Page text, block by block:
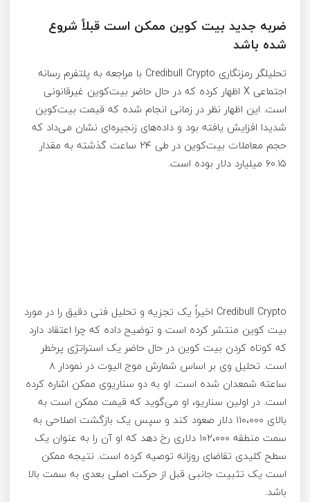
ضربه جدید بیت کوین ممکن است قبلاً شروع
شده باشد
تحلیلگر رمزنگاری Credibull Crypto با مراجعه به پلتفرم رسانه
اجتماعی X اظهار کرده که در حال حاضر بیت‌کوین غیرقانونی
است. این اظهار نظر در زمانی انجام شده که قیمت بیت‌کوین
شدیدا افزایش یافته بود و داده‌های زنجیره‌ای نشان می‌داد که
حجم معاملات بیت‌کوین در طی ۲۴ ساعت گذشته به مقدار
۶۰.۱۵ میلیارد دلار بوده است.
Credibull Crypto اخیراً یک تجزیه و تحلیل فنی دقیق را در مورد
بیت کوین منتشر کرده است و توضیح داده که چرا اعتقاد دارد
که کوتاه کردن بیت کوین در حال حاضر یک استراتژی پرخطر
است. تحلیل وی بر اساس شمارش موج الیوت در نمودار ۸
ساعته شمعدان شده است. او به دو سناریو‌ی ممکن اشاره کرده
است. در اولین سناریو، او می‌گوید که قیمت ممکن است به
بالای ۱۱۰،۰۰۰ دلار صعود کند و سپس یک بازگشت اصلاحی به
سمت منطقه ۱۰۲،۰۰۰ دلاری رخ دهد که او آن را به عنوان یک
سطح کلیدی تقاضای روزانه توصیه کرده است. نتیجه ممکن
است یک تثبیت جانبی قبل از حرکت اصلی بعدی به سمت بالا
باشد.